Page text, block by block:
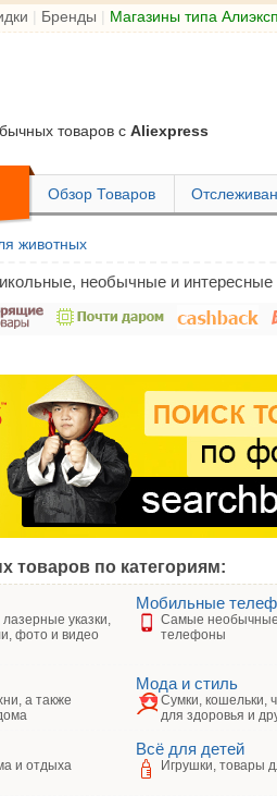
| Бренды | Магазины типа
товаров с Aliexpress
Обзор Товаров
животных
необычные и
товаров по категориям:
указки,
фото и видео
Мобильные
Самые
телефоны
а также
Мода и стиль
Сумки, кошельки,
для здоровья и
и отдыха
Всё для детей
Игрушки, товары